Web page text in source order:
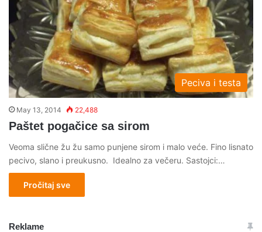
Peciva i testa
May 13, 2014 22,488
Paštet pogačice sa sirom
Veoma slične žu žu samo punjene sirom i malo veće. Fino lisnato
pecivo, slano i preukusno. Idealno za večeru. Sastojci:…
Pročitaj sve
Reklame